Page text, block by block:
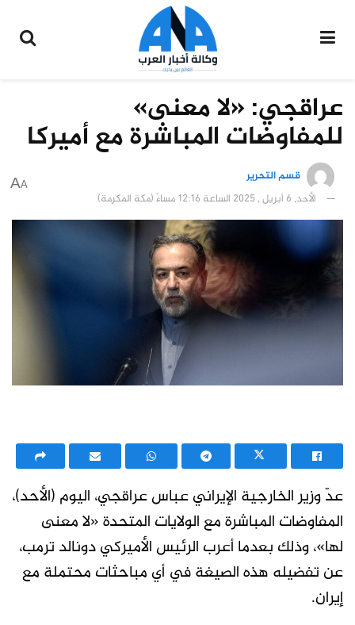
عراقجي: «لا معنى»
للمفاوضات المباشرة مع أميركا
قسم التحرير
الأحد, 6 أبريل , 2025 الساعة 12:16 مساءً (مكة المكرمة)
A
A
عدّ وزير الخارجية الإيراني عباس عراقجي، اليوم (الأحد)،
المفاوضات المباشرة مع الولايات المتحدة «لا معنى
لها»، وذلك بعدما أعرب الرئيس الأميركي دونالد ترمب،
عن تفضيله هذه الصيغة في أي مباحثات محتملة مع
إيران.